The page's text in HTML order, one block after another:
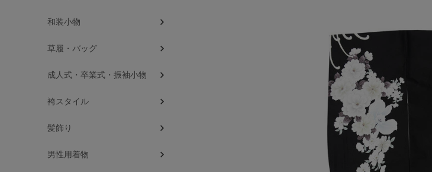
和装小物
草履・バッグ
成人式・卒業式・振袖小物
袴スタイル
髪飾り
男性用着物